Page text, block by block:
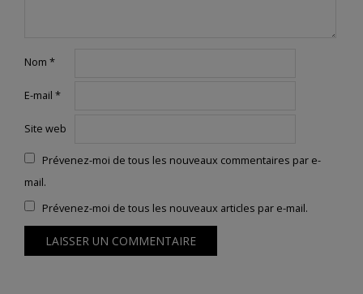
Nom *
E-mail *
Site web
Prévenez-moi de tous les nouveaux commentaires par e-
mail.
Prévenez-moi de tous les nouveaux articles par e-mail.